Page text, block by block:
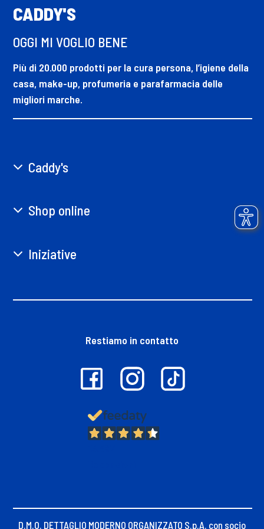
CADDY'S
OGGI MI VOGLIO BENE
Più di 20.000 prodotti per la cura persona, l’igiene della
casa, make-up, profumeria e parafarmacia delle
migliori marche.
Caddy's
Shop online
Iniziative
Restiamo in contatto
D.M.O. DETTAGLIO MODERNO ORGANIZZATO S.p.A. con socio